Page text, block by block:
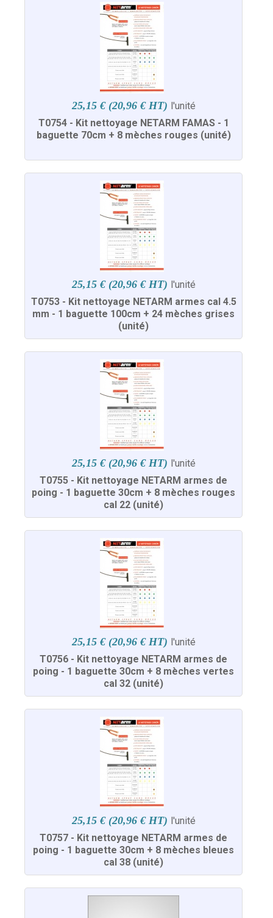
25,15 € (20,96 € HT) l'unité
T0754 - Kit nettoyage NETARM FAMAS - 1
baguette 70cm + 8 mèches rouges (unité)
25,15 € (20,96 € HT) l'unité
T0753 - Kit nettoyage NETARM armes cal 4.5
mm - 1 baguette 100cm + 24 mèches grises
(unité)
25,15 € (20,96 € HT) l'unité
T0755 - Kit nettoyage NETARM armes de
poing - 1 baguette 30cm + 8 mèches rouges
cal 22 (unité)
25,15 € (20,96 € HT) l'unité
T0756 - Kit nettoyage NETARM armes de
poing - 1 baguette 30cm + 8 mèches vertes
cal 32 (unité)
25,15 € (20,96 € HT) l'unité
T0757 - Kit nettoyage NETARM armes de
poing - 1 baguette 30cm + 8 mèches bleues
cal 38 (unité)